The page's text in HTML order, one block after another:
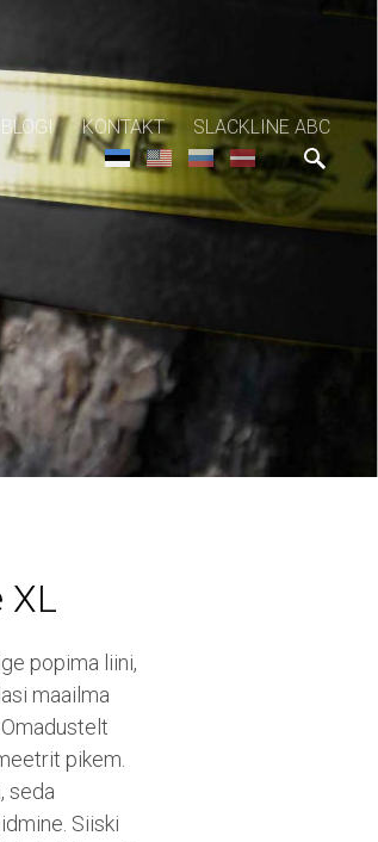
BLOGI KONTAKT SLACKLINE ABC
XL
popima liini,
maailma
pikem.
seda
Siiski